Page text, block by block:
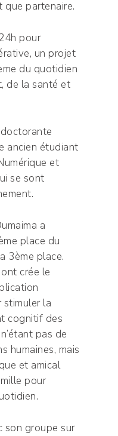
que partenaire.
pour
un projet
du quotidien
de la santé et
ancien étudiant
et
se sont
a
place du
3ème place.
crée le
la
cognitif des
pas de
humaines, mais
et amical
pour
son groupe sur